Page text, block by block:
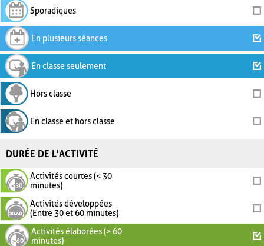
Sporadiques
En plusieurs séances
En classe seulement
Hors classe
En classe et hors classe
DURÉE DE L'ACTIVITÉ
Activités courtes (< 30
minutes)
Activités développées
(Entre 30 et 60 minutes)
Activités élaborées (> 60
minutes)